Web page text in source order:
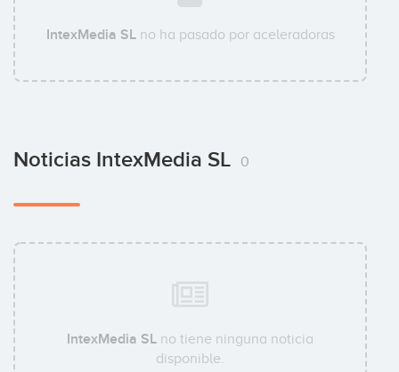
IntexMedia SLno ha pasado por aceleradoras
Noticias IntexMedia SL 0
IntexMedia SL no tiene ninguna noticia
disponible.